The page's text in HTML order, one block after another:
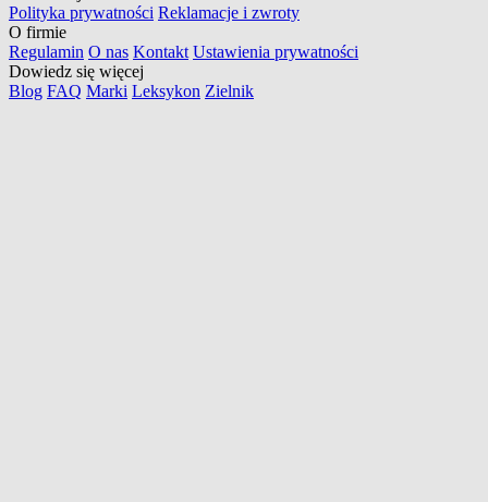
Polityka prywatności Reklamacje i zwroty
O firmie
Regulamin O nas Kontakt Ustawienia prywatności
Dowiedz się więcej
Blog FAQ Marki Leksykon Zielnik